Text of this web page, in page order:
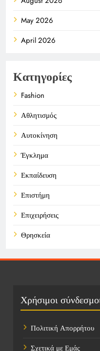
May 2026
April 2026
Κατηγορίες
Fashion
Αθλητισμός
Αυτοκίνηση
Έγκλημα
Εκπαίδευση
Επιστήμη
Επιχειρήσεις
Θρησκεία
Πολιτική
Χρήσιμοι
Πολιτική Απορρήτου
Σχετικά με Εμάς